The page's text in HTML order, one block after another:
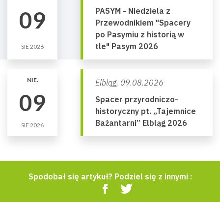
09
SIE 2026
PASYM - Niedziela z
Przewodnikiem "Spacery
po Pasymiu z historią w
tle" Pasym 2026
NIE.
09
SIE 2026
Elbląg, 09.08.2026
Spacer przyrodniczo-
historyczny pt. „Tajemnice
Bażantarni” Elbląg 2026
Spodobał się artykuł? Podziel się z innymi :